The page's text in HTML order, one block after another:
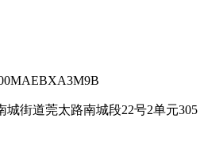
街道莞太路南城段22号2单元305